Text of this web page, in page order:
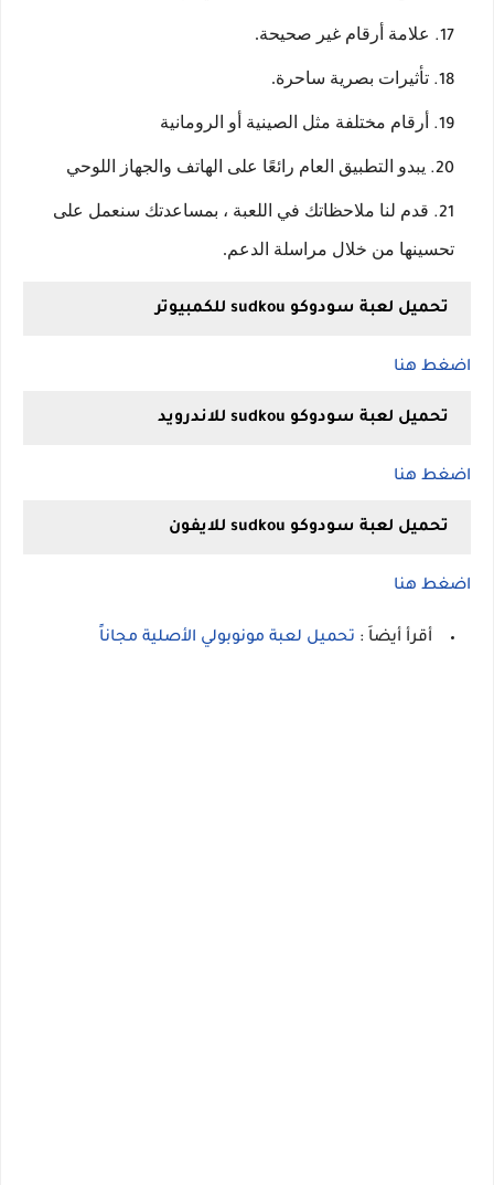
علامة أرقام غير صحيحة.
تأثيرات بصرية ساحرة.
أرقام مختلفة مثل الصينية أو الرومانية
يبدو التطبيق العام رائعًا على الهاتف والجهاز اللوحي
قدم لنا ملاحظاتك في اللعبة ، بمساعدتك سنعمل على
تحسينها من خلال مراسلة الدعم.
تحميل لعبة سودوكو sudkou للكمبيوتر
اضغط هنا
تحميل لعبة سودوكو sudkou للاندرويد
اضغط هنا
تحميل لعبة سودوكو sudkou للايفون
اضغط هنا
أقرأ أيضاَ : تحميل لعبة مونوبولي الأصلية مجاناً